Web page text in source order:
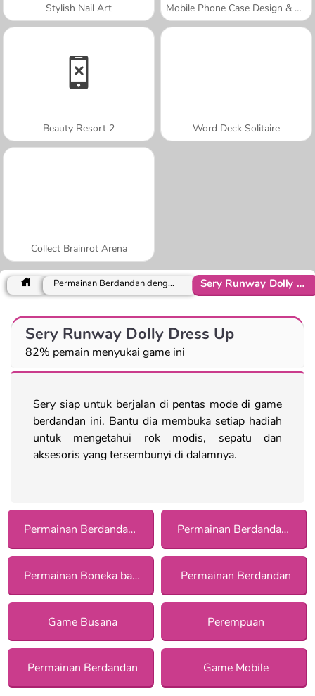
Stylish Nail Art Mobile Phone Case Design & DIY
Beauty Resort 2 Word Deck Solitaire
Collect Brainrot Arena
Permainan Berdandan dengan Asesoris Sery Runway Dolly Dress Up
Sery Runway Dolly Dress Up
82% pemain menyukai game ini
Sery siap untuk berjalan di pentas mode di game
berdandan ini. Bantu dia membuka setiap hadiah
untuk mengetahui rok modis, sepatu dan
aksesoris yang tersembunyi di dalamnya.
Permainan Berdandan dengan Asesoris Permainan Berdandan Kasual bagi Anak Perempuan
Permainan Boneka bagi Anak Perempuan Permainan Berdandan
Game Busana Perempuan
Permainan Berdandan Game Mobile